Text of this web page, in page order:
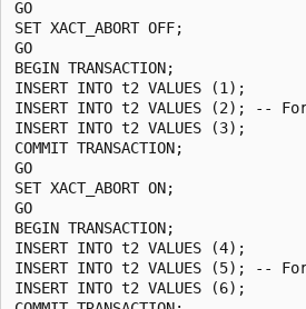
GO
SET XACT_ABORT OFF;
GO
BEGIN TRANSACTION;
INSERT INTO t2 VALUES (1);
INSERT INTO t2 VALUES (2); --
INSERT INTO t2 VALUES (3);
COMMIT TRANSACTION;
GO
SET XACT_ABORT ON;
GO
BEGIN TRANSACTION;
INSERT INTO t2 VALUES (4);
INSERT INTO t2 VALUES (5); --
INSERT INTO t2 VALUES (6);